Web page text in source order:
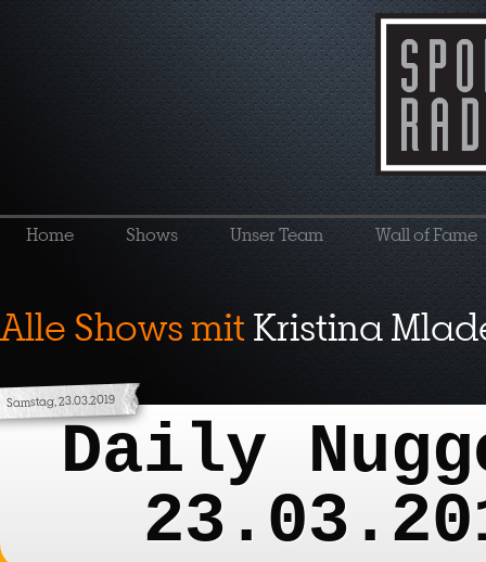
Home Shows Unser Team Wall of Fame
Alle Shows mitKristina
Samstag, 23.03.2019
Daily